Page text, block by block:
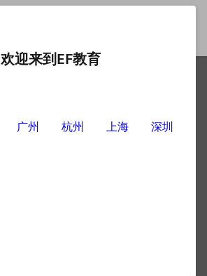
欢迎来到EF教育
广州 杭州 上海
深圳